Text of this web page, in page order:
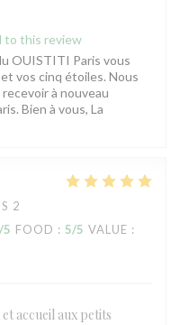
to this review
OUISTITI Paris vous
vos cinq étoiles. Nous
à nouveau
Bien à vous, La
2
/5 FOOD : 5/5 VALUE :
accueil aux petits